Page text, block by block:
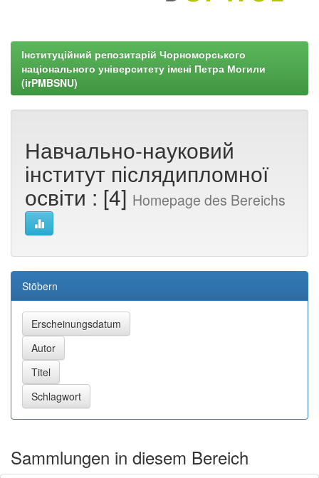
Інституційний репозитарій Чорноморського
національного університету імені Петра Могили
(irPMBSNU)
Навчально-науковий
інститут післядипломної
освіти : [4] Homepage des Bereichs
Stöbern
Sammlungen in diesem Bereich